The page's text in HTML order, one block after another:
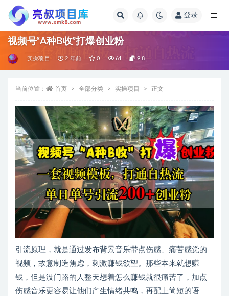
登录
视频号“A种B收”打爆创业粉
实操项目 2 年前 0 61 9.8
当前位置： 首页 全部分类 实操项目 正文
引流原理，就是通过发布背景音乐带点伤感、痛苦感觉的
视频，故意制造焦虑，刺激赚钱欲望。那些本来就想赚
钱，但是没门路的人整天想着怎么赚钱就很痛苦了，加点
伤感音乐更容易让他们产生情绪共鸣，再配上简短的语